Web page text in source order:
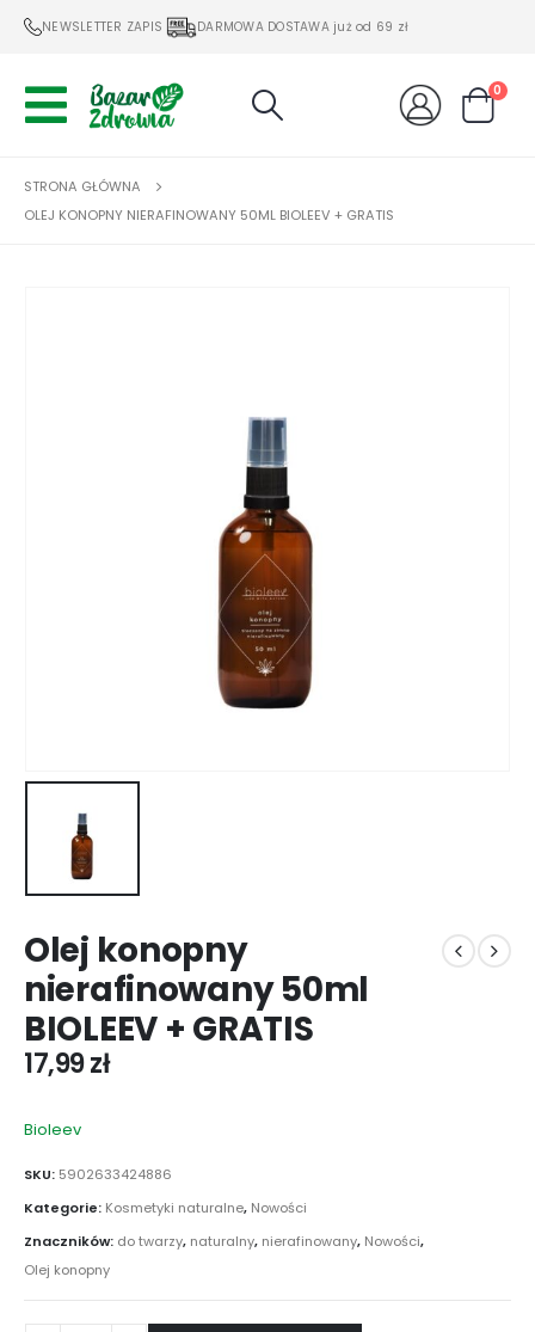
NEWSLETTER ZAPIS DARMOWA DOSTAWA już od 69 zł
0
STRONA GŁÓWNA
OLEJ KONOPNY NIERAFINOWANY 50ML BIOLEEV + GRATIS
Olej konopny
nierafinowany 50ml
BIOLEEV + GRATIS
17,99zł
Bioleev
SKU: 5902633424886
Kategorie: Kosmetyki naturalne, Nowości
Znaczników: do twarzy, naturalny, nierafinowany, Nowości,
Olej konopny